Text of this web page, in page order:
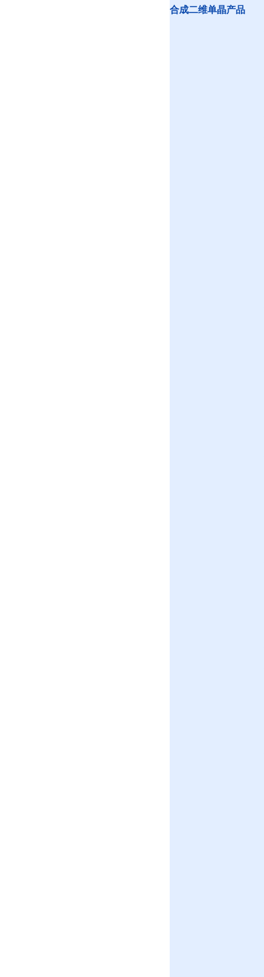
合成二维单晶产品